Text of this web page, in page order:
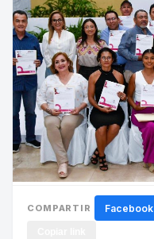
COMPARTIR Facebook